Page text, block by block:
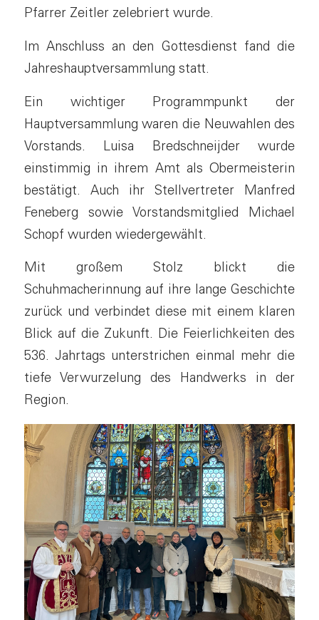
Pfarrer Zeitler zelebriert wurde.
Im Anschluss an den Gottesdienst fand die
Jahreshauptversammlung statt.
Ein wichtiger Programmpunkt der
Hauptversammlung waren die Neuwahlen des
Vorstands. Luisa Bredschneijder wurde
einstimmig in ihrem Amt als Obermeisterin
bestätigt. Auch ihr Stellvertreter Manfred
Feneberg sowie Vorstandsmitglied Michael
Schopf wurden wiedergewählt.
Mit großem Stolz blickt die
Schuhmacherinnung auf ihre lange Geschichte
zurück und verbindet diese mit einem klaren
Blick auf die Zukunft. Die Feierlichkeiten des
536. Jahrtags unterstrichen einmal mehr die
tiefe Verwurzelung des Handwerks in der
Region.